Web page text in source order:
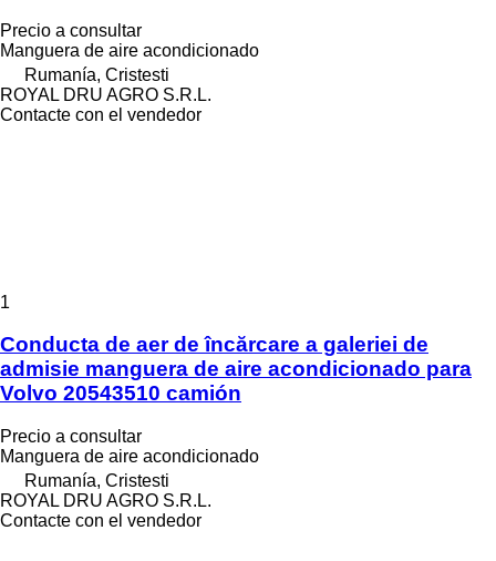
Precio a consultar
Manguera de aire acondicionado
Rumanía, Cristesti
ROYAL DRU AGRO S.R.L.
Contacte con el vendedor
1
Conducta de aer de încărcare a galeriei de
admisie manguera de aire acondicionado para
Volvo 20543510 camión
Precio a consultar
Manguera de aire acondicionado
Rumanía, Cristesti
ROYAL DRU AGRO S.R.L.
Contacte con el vendedor